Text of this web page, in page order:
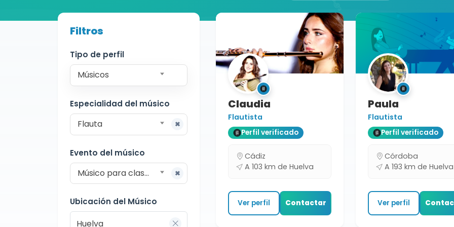
Buscador de músicos
Músicos
Huelva
Filtros
Tipo de perfil
Músicos
Especialidad del músico
Flauta
Evento del músico
Músico para clases particulares
Ubicación del Músico
Claudia
Flautista
Perfil verificado
Cádiz
A 103 km de Huelva
Ver perfil Contactar
Paula
Flautista
Perfil verificado
Córdoba
A 193 km de Huelva
Ver perfil